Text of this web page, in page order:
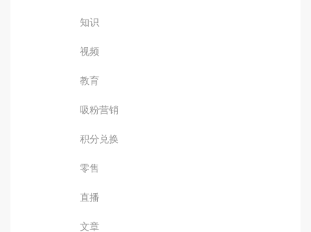
知识
视频
教育
吸粉营销
积分兑换
零售
直播
文章